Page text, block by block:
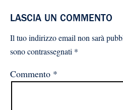
LASCIA UN COMMENTO
Il tuo indirizzo email non sarà
sono contrassegnati *
Commento *